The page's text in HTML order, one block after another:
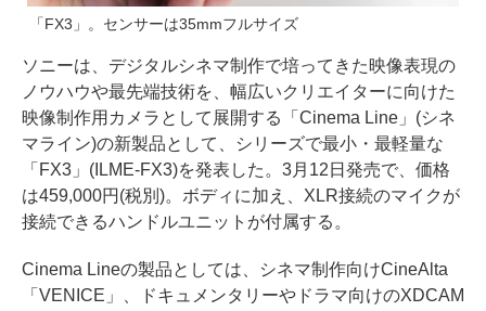
「FX3」。センサーは35mmフルサイズ
ソニーは、デジタルシネマ制作で培ってきた映像表現の
ノウハウや最先端技術を、幅広いクリエイターに向けた
映像制作用カメラとして展開する「Cinema Line」(シネ
マライン)の新製品として、シリーズで最小・最軽量な
「FX3」(ILME-FX3)を発表した。3月12日発売で、価格
は459,000円(税別)。ボディに加え、XLR接続のマイクが
接続できるハンドルユニットが付属する。
Cinema Lineの製品としては、シネマ制作向けCineAlta
「VENICE」、ドキュメンタリーやドラマ向けのXDCAM